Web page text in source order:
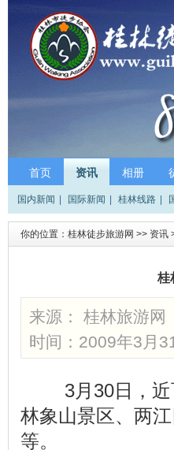
首页 资讯 相册
国内新闻 国际新闻 桂林线路
你的位置： 桂林徒步旅游网 >> 资讯
桂
来源： 桂林旅游网
时间：2009年3月
3月30日，近
林象山景区、两
等。